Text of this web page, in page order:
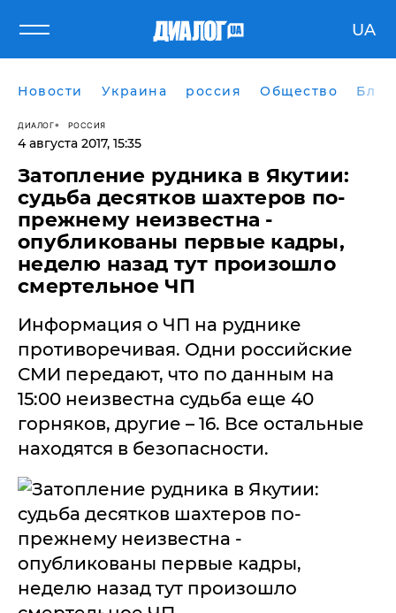
UA
Новости Украина россия Общество
ДИАЛОГ РОССИЯ
4 августа 2017, 15:35
Затопление рудника в Якутии:
судьба десятков шахтеров по-
прежнему неизвестна -
опубликованы первые кадры,
неделю назад тут произошло
смертельное ЧП
Информация о ЧП на руднике
противоречивая. Одни российские
СМИ передают, что по данным на
15:00 неизвестна судьба еще 40
горняков, другие – 16. Все остальные
находятся в безопасности.